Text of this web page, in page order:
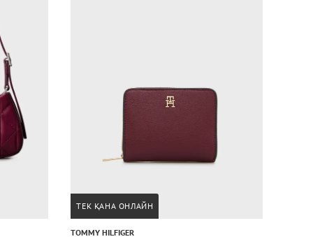
ТЕК ҚАНА ОНЛАЙН
TOMMY HILFIGER